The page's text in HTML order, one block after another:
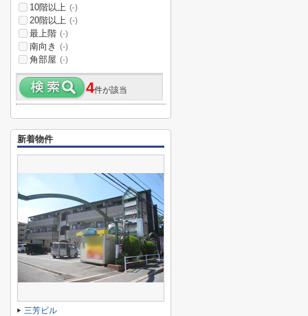
10階以上 (-)
20階以上 (-)
最上階 (-)
南向き (-)
角部屋 (-)
4件が該当
新着物件
三芳ビル